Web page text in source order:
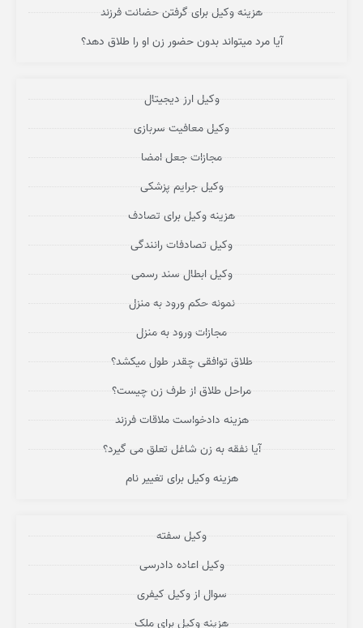
هزینه وکیل برای گرفتن حضانت فرزند
آیا مرد میتواند بدون حضور زن او را طلاق دهد؟
وکیل ارز دیجیتال
وکیل معافیت سربازی
مجازات جعل امضا
وکیل جرایم پزشکی
هزینه وکیل برای تصادف
وکیل تصادفات رانندگی
وکیل ابطال سند رسمی
نمونه حکم ورود به منزل
مجازات ورود به منزل
طلاق توافقی چقدر طول میکشد؟
مراحل طلاق از طرف زن چیست؟
هزینه دادخواست ملاقات فرزند
آیا نفقه به زن شاغل تعلق می گیرد؟
هزینه وکیل برای تغییر نام
وکیل سفته
وکیل اعاده دادرسی
سوال از وکیل کیفری
هزینه وکیل برای ملک